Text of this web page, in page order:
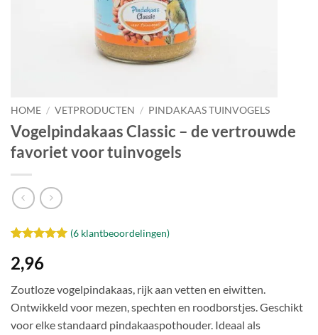
HOME / VETPRODUCTEN / PINDAKAAS TUINVOGELS
Vogelpindakaas Classic – de vertrouwde
favoriet voor tuinvogels
5op 5
gebaseerd
op
klantbeoordelingen
(6klantbeoordelingen)
2,96
Zoutloze vogelpindakaas, rijk aan vetten en eiwitten.
Ontwikkeld voor mezen, spechten en roodborstjes. Geschikt
voor elke standaard pindakaaspothouder. Ideaal als